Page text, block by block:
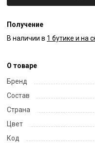
Получение
В наличии в 1 бутике и на
О товаре
Бренд
Состав
Страна
Цвет
Код